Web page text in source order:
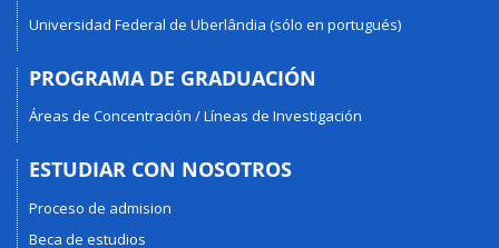
Universidad Federal de Uberlândia (sólo en portugués)
PROGRAMA DE GRADUACIÓN
Áreas de Concentración / Líneas de Investigación
ESTUDIAR CON NOSOTROS
Proceso de admision
Beca de estudios